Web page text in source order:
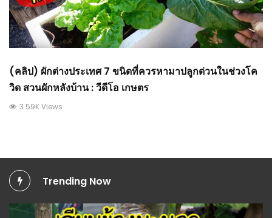
(คลิป) ผักต่างประเทศ 7 ขนิดที่ควรหามาปลูกด่วนในช่วงโค
วิด สวนผักหลังบ้าน : วีดีโอ เกษตร
3.59K Views
Trending Now